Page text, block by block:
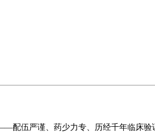
配伍严谨、药少力专、历经千年临床